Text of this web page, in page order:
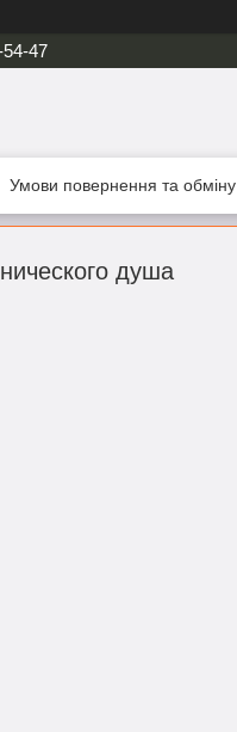
47
Умови повернення та обміну
душа